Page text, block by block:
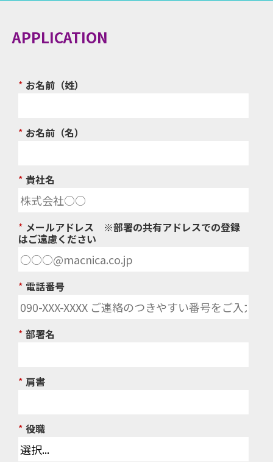
APPLICATION
* お名前（姓）​
* お名前（名）​
* 貴社名​
* メールアドレス ※部署の共有アドレスでの登録
はご遠慮ください
* 電話番号
* 部署名
* 肩書
* 役職